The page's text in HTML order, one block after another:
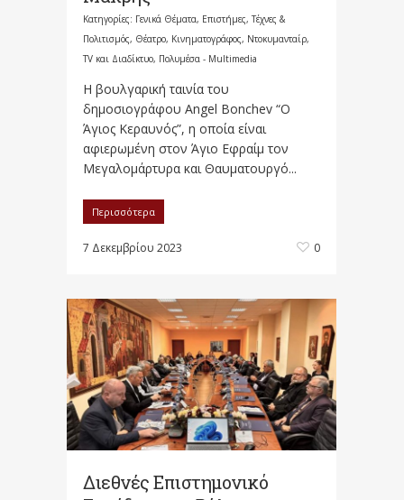
Κατηγορίες: Γενικά Θέματα, Επιστήμες, Τέχνες &
Πολιτισμός, Θέατρο, Κινηματογράφος, Ντοκυμανταίρ,
TV και Διαδίκτυο, Πολυμέσα - Multimedia
Η βουλγαρική ταινία του
δημοσιογράφου Angel Bonchev “Ο
Άγιος Κεραυνός”, η οποία είναι
αφιερωμένη στον Άγιο Εφραίμ τον
Μεγαλομάρτυρα και Θαυματουργό...
Περισσότερα
7 Δεκεμβρίου 2023 0
Διεθνές Επιστημονικό